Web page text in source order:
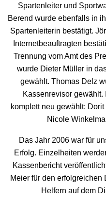
Spartenleiter und
Berend wurde ebenfalls in
Spartenleiterin bestätigt.
Internetbeauftragten
Trennung vom Amt des
wurde Dieter Müller in
gewählt. Thomas Delz
Kassenrevisor
komplett neu gewählt:
Nicole
Das Jahr 2006 war für
Erfolg. Einzelheiten
Kassenbericht
Meier für den erfolgreichen
Helfern auf dem